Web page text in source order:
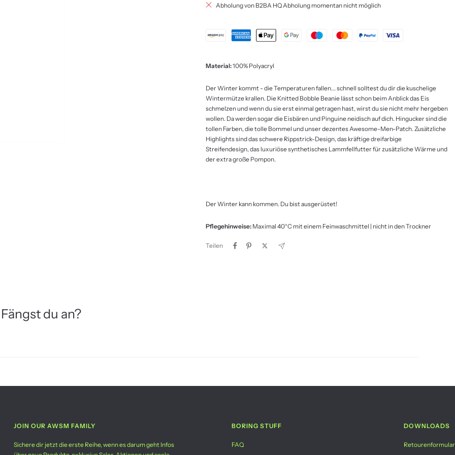
Abholung von B2BA HQ Abholung momentan nicht möglich
Material:100% Polyacryl
Der Winter kommt - die Temperaturen fallen... schnell solltest du dir die kuschelige
Wintermütze krallen. Die Knitted Bobble Beanie lässt schon beim Anblick das Eis
schmelzen und wenn du sie erst einmal getragen hast, wirst du sie nicht mehr hergeben
wollen. Da werden sogar die Eisbären und Pinguine neidisch auf dich. Hingucker sind die
tollen Farben, die tolle Bommel und unser dezentes Awesome-Men-Patch. Zusätzliche
Highlights sind das schwere Rippstrick-Design, das kräftige dreifarbige
Streifendesign, das luxuriöse synthetisches Lammfellfutter für zusätzliche Wärme und
der extra große Pompon.
Der Winter kann kommen. Du bist ausgerüstet!
Pflegehinweise:Maximal 40°C mit einem Feinwaschmittel | nicht in den Trockner
Teilen
du an?
JOIN OUR AWSM FAMILY
Sichere dir jetzt die erste Reihe, wenn es darum geht Infos
BORING STUFF
FAQ
DOWNLOADS
Retourenformular